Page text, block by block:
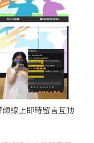
線上即時留言互動